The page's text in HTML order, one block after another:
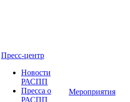
Пресс-центр
Новости
РАСПП
Пресса о
РАСПП
Мероприятия